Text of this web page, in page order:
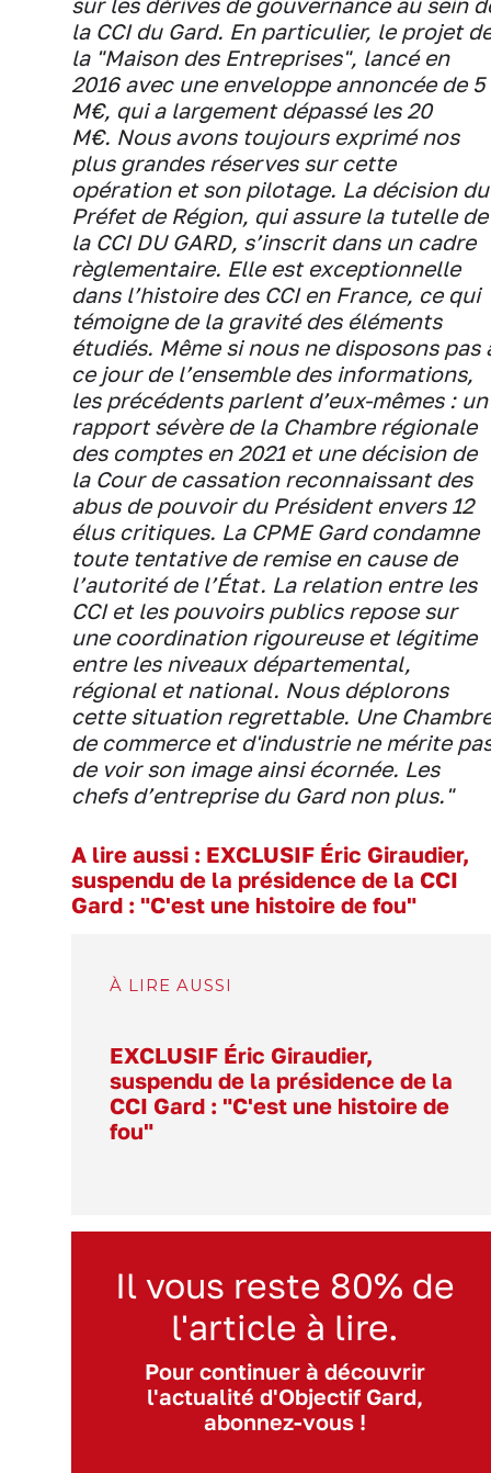
la CCI du Gard. En particulier, le projet
la "Maison des Entreprises", lancé en
2016 avec une enveloppe annoncée de 5
M€, qui a largement dépassé les 20
M€. Nous avons toujours exprimé nos
plus grandes réserves sur cette
opération et son pilotage. La décision du
Préfet de Région, qui assure la tutelle de
la CCI DU GARD, s’inscrit dans un cadre
règlementaire. Elle est exceptionnelle
dans l’histoire des CCI en France, ce qui
témoigne de la gravité des éléments
étudiés. Même si nous ne disposons pas
ce jour de l’ensemble des informations,
les précédents parlent d’eux-mêmes : un
rapport sévère de la Chambre régionale
des comptes en 2021 et une décision de
la Cour de cassation reconnaissant des
abus de pouvoir du Président envers 12
élus critiques. La CPME Gard condamne
toute tentative de remise en cause de
l’autorité de l’État. La relation entre les
CCI et les pouvoirs publics repose sur
une coordination rigoureuse et légitime
entre les niveaux départemental,
régional et national. Nous déplorons
cette situation regrettable. Une
de commerce et d'industrie ne mérite
de voir son image ainsi écornée. Les
chefs d’entreprise du Gard non plus."
A lire aussi : EXCLUSIF Éric Giraudier,
suspendu de la présidence de la CCI
Gard : "C'est une histoire de fou"
À LIRE AUSSI
EXCLUSIF Éric Giraudier,
suspendu de la présidence de la
CCI Gard : "C'est une histoire de
fou"
Il vous reste 80% de
l'article à lire.
Pour continuer à découvrir
l'actualité d'Objectif Gard,
abonnez-vous !